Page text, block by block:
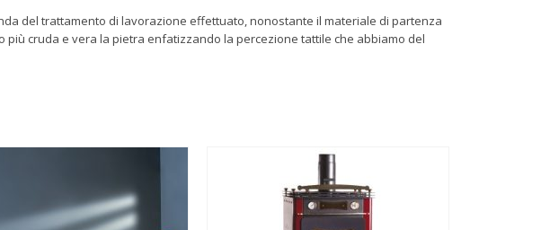
del trattamento di lavorazione effettuato, nonostante il materiale di partenza
cruda e vera la pietra enfatizzando la percezione tattile che abbiamo del